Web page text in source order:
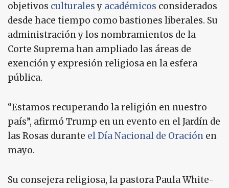
objetivos culturalesy académicos considerados
desde hace tiempo como bastiones liberales. Su
administración y los nombramientos de la
Corte Suprema han ampliado las áreas de
exención y expresión religiosa en la esfera
pública.
“Estamos recuperando la religión en nuestro
país”, afirmó Trump en un evento en el Jardín de
las Rosas durante el Día Nacional de Oración en
mayo.
Su consejera religiosa, la pastora Paula White-